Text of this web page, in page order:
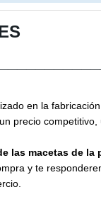
en la
precio
las macetas de la
y te